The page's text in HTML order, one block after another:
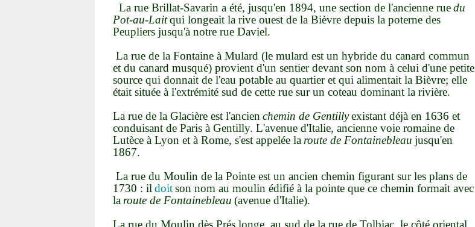
La rue Brillat-Savarin a été, jusqu'en 1894, une section de l'ancienne ruedu
Pot-au-Laitqui longeait la rive ouest de la Bièvre depuis la poterne des
Peupliers jusqu'à notre rue Daviel.
La rue de la Fontaine à Mulard (le mulard est un hybride du canard commun
et du canard musqué) provient d'un sentier devant son nom à celui d'une petite
source qui donnait de l'eau potable au quartier et qui alimentait la Bièvre; elle
était située à l'extrémité sud de cette rue sur un coteau dominant la rivière.
La rue de la Glacière est l'ancien chemin de Gentillyexistant déjà en 1636 et
conduisant de Paris à Gentilly. L'avenue d'Italie, ancienne voie romaine de
Lutèce à Lyon et à Rome, s'est appelée la route de Fontainebleau jusqu'en
1867.
La rue du Moulin de la Pointe est un ancien chemin figurant sur les plans de
1730 : il doitson nom au moulin édifié à la pointe que ce chemin formait avec
la route de Fontainebleau (avenue d'Italie).
La rue du Moulin dès Prés longe, au sud de la rue de Tolbiac, le côté oriental